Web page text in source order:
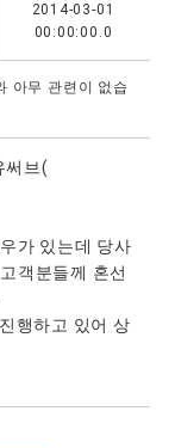
2014-03-01
00:00:00.0
아무 관련이 없습
써브(
가 있는데 당사
객분들께 혼선
행하고 있어 상